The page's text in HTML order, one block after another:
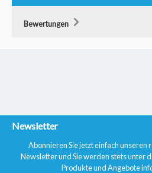
Bewertungen
Newsletter
Abonnieren Sie jetzt einfach unseren
Newsletter und Sie werden stets unter
Produkte und Angebote